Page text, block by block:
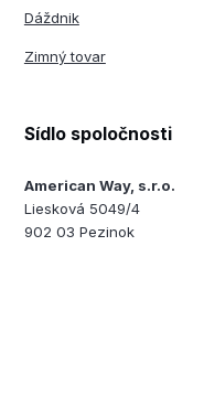
Dáždnik
Zimný tovar
Sídlo spoločnosti
American Way, s.r.o.
Liesková 5049/4
902 03 Pezinok